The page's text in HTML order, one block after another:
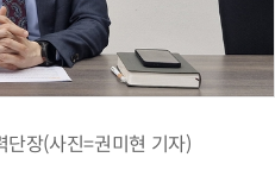
단장(사진=권미현 기자)